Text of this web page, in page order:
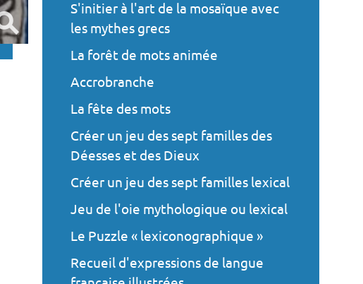
S'initier à l'art de la mosaïque avec
les mythes grecs
La forêt de mots animée
Accrobranche
La fête des mots
Créer un jeu des sept familles des
Déesses et des Dieux
Créer un jeu des sept familles lexical
Jeu de l'oie mythologique ou lexical
Le Puzzle « lexiconographique »
Recueil d'expressions de langue